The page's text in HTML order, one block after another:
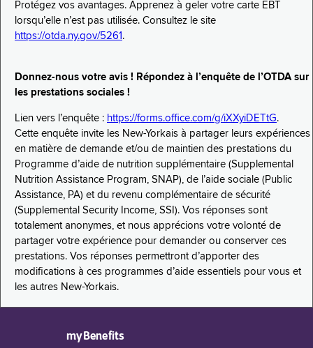
Protégez vos avantages. Apprenez à geler votre carte EBT
lorsqu’elle n’est pas utilisée. Consultez le site
https://otda.ny.gov/5261 .
Donnez-nous votre avis ! Répondez à l’enquête de l’OTDA sur
les prestations sociales !
Lien vers l’enquête : https://forms.office.com/g/iXXyiDETtG.
Cette enquête invite les New-Yorkais à partager leurs expériences
en matière de demande et/ou de maintien des prestations du
Programme d’aide de nutrition supplémentaire (Supplemental
Nutrition Assistance Program, SNAP), de l’aide sociale (Public
Assistance, PA) et du revenu complémentaire de sécurité
(Supplemental Security Income, SSI). Vos réponses sont
totalement anonymes, et nous apprécions votre volonté de
partager votre expérience pour demander ou conserver ces
prestations. Vos réponses permettront d’apporter des
modifications à ces programmes d’aide essentiels pour vous et
les autres New-Yorkais.
myBenefits